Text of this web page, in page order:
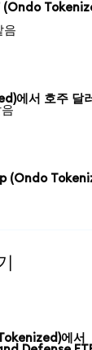
음
에서 호주 달
(Ondo
에서